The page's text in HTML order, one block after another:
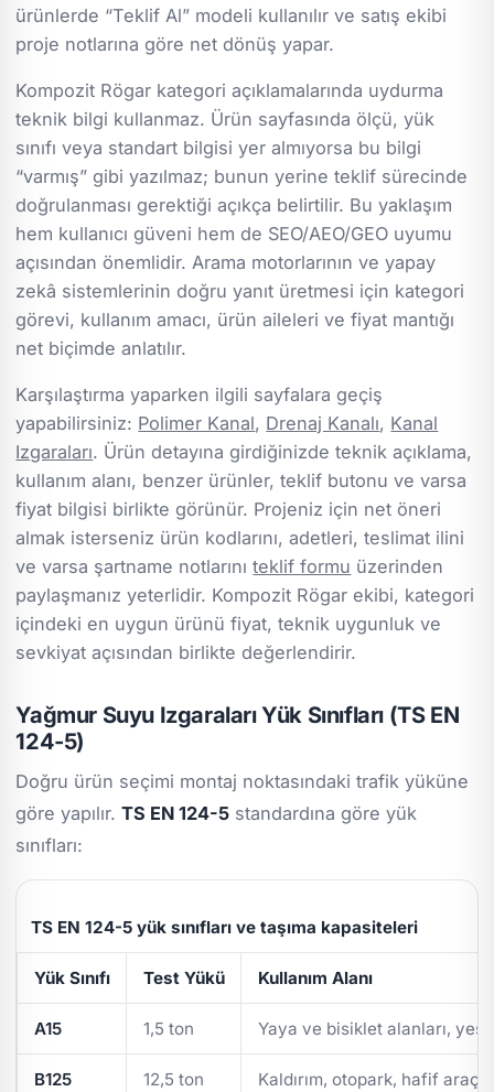
ürünlerde “Teklif Al” modeli kullanılır ve satış ekibi
proje notlarına göre net dönüş yapar.
Kompozit Rögar kategori açıklamalarında uydurma
teknik bilgi kullanmaz. Ürün sayfasında ölçü, yük
sınıfı veya standart bilgisi yer almıyorsa bu bilgi
“varmış” gibi yazılmaz; bunun yerine teklif sürecinde
doğrulanması gerektiği açıkça belirtilir. Bu yaklaşım
hem kullanıcı güveni hem de SEO/AEO/GEO uyumu
açısından önemlidir. Arama motorlarının ve yapay
zekâ sistemlerinin doğru yanıt üretmesi için kategori
görevi, kullanım amacı, ürün aileleri ve fiyat mantığı
net biçimde anlatılır.
Karşılaştırma yaparken ilgili sayfalara geçiş
yapabilirsiniz: Polimer Kanal, Drenaj Kanalı, Kanal
Izgaraları. Ürün detayına girdiğinizde teknik açıklama,
kullanım alanı, benzer ürünler, teklif butonu ve varsa
fiyat bilgisi birlikte görünür. Projeniz için net öneri
almak isterseniz ürün kodlarını, adetleri, teslimat ilini
ve varsa şartname notlarınıteklif formu üzerinden
paylaşmanız yeterlidir. Kompozit Rögar ekibi, kategori
içindeki en uygun ürünü fiyat, teknik uygunluk ve
sevkiyat açısından birlikte değerlendirir.
Yağmur Suyu Izgaraları Yük Sınıfları (TS EN
124-5)
Doğru ürün seçimi montaj noktasındaki trafik yüküne
göre yapılır.TS EN 124-5 standardına göre yük
sınıfları:
TS EN 124-5 yük sınıfları ve taşıma kapasiteleri
Yük Sınıfı Test Yükü Kullanım Alanı
A15 1,5 ton Yaya ve bisiklet alanları,
B125 12,5 ton Kaldırım, otopark, hafif araç